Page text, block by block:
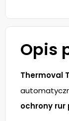
Opis
Thermoval
ochrony rur